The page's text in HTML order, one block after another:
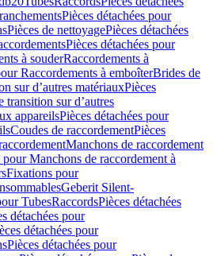
Pièces détachées pour
Pièces de nettoyagePièces détachées
Pièces détachées pour
à souderRaccordements à
Raccordements à emboîterBrides de
sur d’autres matériauxPièces
transition sur d’autres
appareilsPièces détachées pour
Coudes de raccordementPièces
Manchons de raccordement
pour Manchons de raccordement à
Fixations pour
Geberit Silent-
TubesRaccordsPièces détachées
détachées pour
détachées pour
Pièces détachées pour